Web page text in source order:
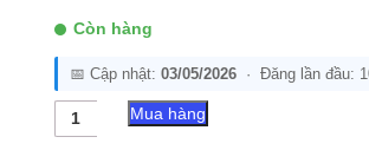
Còn hàng
📅 Cập nhật: 03/05/2026· Đăng lần đầu:
Đầu
Mua hàng